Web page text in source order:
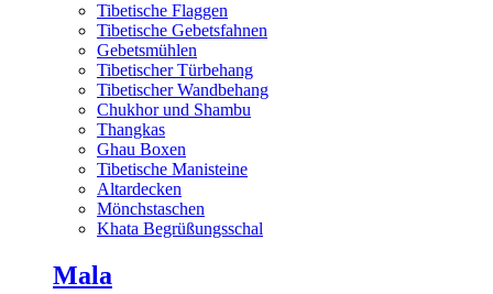
Tibetische Flaggen
Tibetische Gebetsfahnen
Gebetsmühlen
Tibetischer Türbehang
Tibetischer Wandbehang
Chukhor und Shambu
Thangkas
Ghau Boxen
Tibetische Manisteine
Altardecken
Mönchstaschen
Khata Begrüßungsschal
Mala